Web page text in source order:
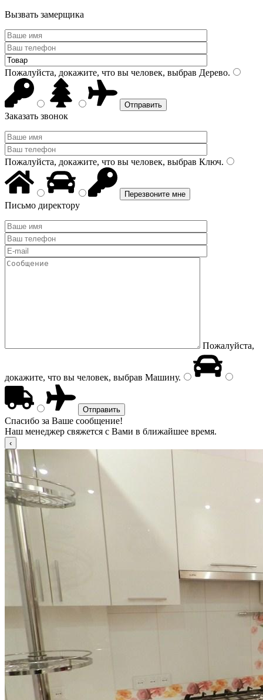
Вызвать замерщика
Пожалуйста, докажите, что вы человек, выбрав Дерево.
Заказать звонок
Пожалуйста, докажите, что вы человек, выбрав Ключ.
Письмо директору
Пожалуйста,
докажите, что вы человек, выбрав Машину.
Спасибо за Ваше сообщение!
Наш менеджер свяжется с Вами в ближайшее время.